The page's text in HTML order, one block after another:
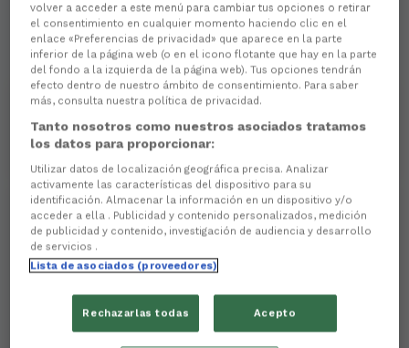
Estatísticas
0
0
0
volver a acceder a este menú para cambiar tus opciones o retirar
el consentimiento en cualquier momento haciendo clic en el
enlace «Preferencias de privacidad» que aparece en la parte
inferior de la página web (o en el icono flotante que hay en la parte
del fondo a la izquierda de la página web). Tus opciones tendrán
efecto dentro de nuestro ámbito de consentimiento. Para saber
más, consulta nuestra política de privacidad.
Tanto nosotros como nuestros asociados tratamos
los datos para proporcionar:
Utilizar datos de localización geográfica precisa. Analizar
activamente las características del dispositivo para su
identificación. Almacenar la información en un dispositivo y/o
acceder a ella . Publicidad y contenido personalizados, medición
de publicidad y contenido, investigación de audiencia y desarrollo
de servicios .
Lista de asociados (proveedores)
Rechazarlas todas Acepto